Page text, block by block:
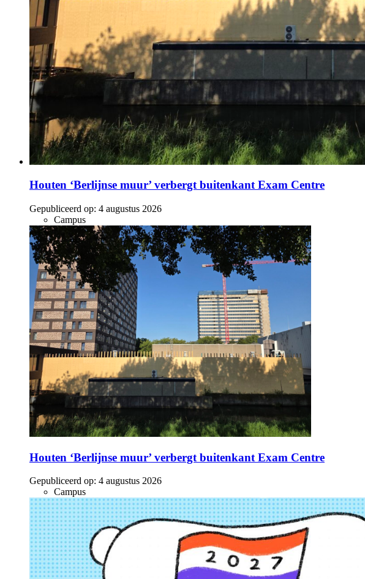
Houten ‘Berlijnse muur’ verbergt buitenkant Exam Centre
Gepubliceerd op: 4 augustus 2026
Campus
Houten ‘Berlijnse muur’ verbergt buitenkant Exam Centre
Gepubliceerd op: 4 augustus 2026
Campus